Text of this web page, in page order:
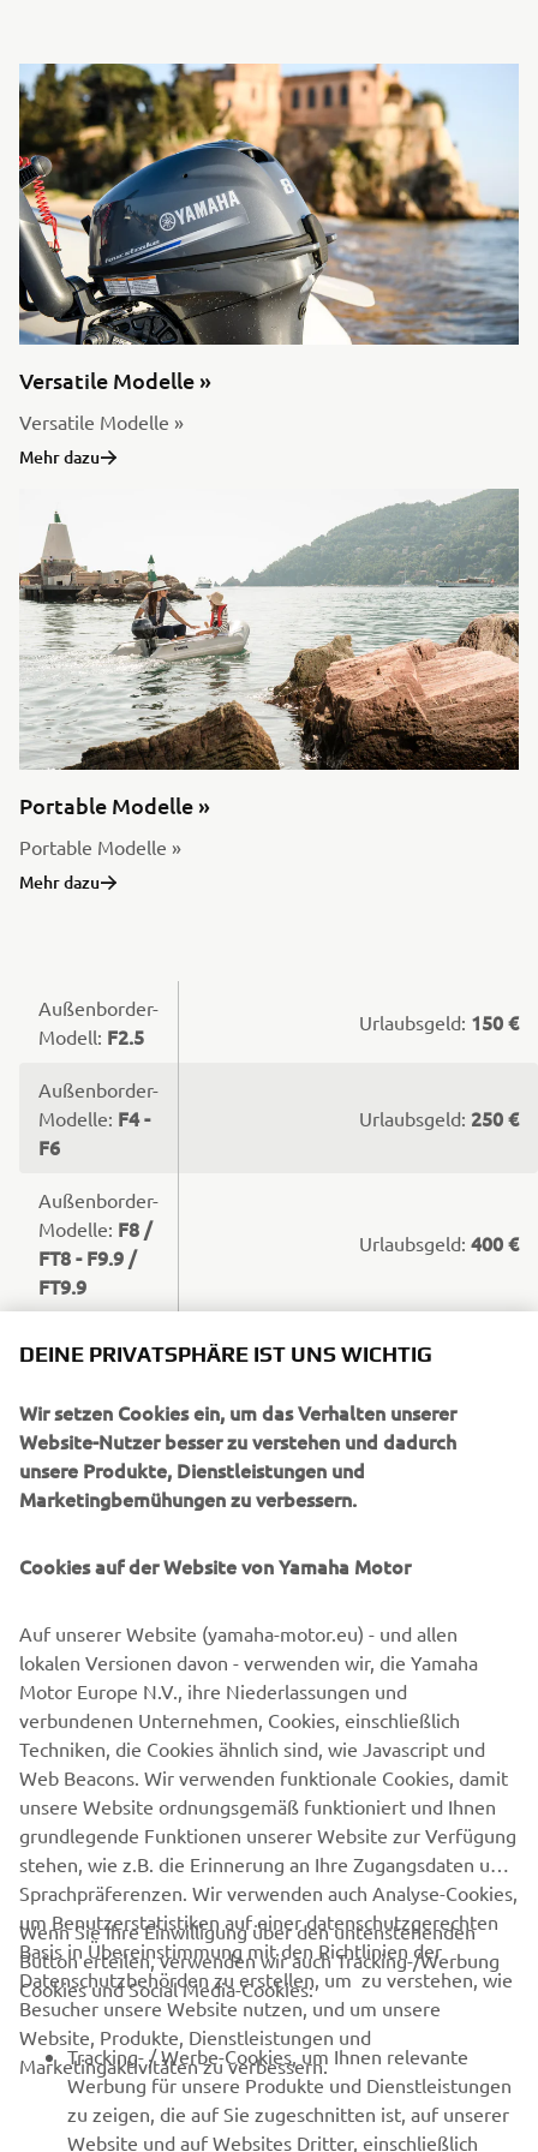
Versatile Modelle »
Versatile Modelle »
Mehr dazu
Portable Modelle »
Portable Modelle »
Mehr dazu
Außenborder-
Modell: F2.5
Urlaubsgeld: 150 €
Außenborder-
Modelle: F4 -
F6
Urlaubsgeld: 250 €
Außenborder-
Modelle: F8 /
FT8 - F9.9 /
FT9.9
Urlaubsgeld: 400 €
Modell:F15
Urlaubsgeld:
JETZT BEI DEINEM YAMAHA
einschließlich 30. Junibei allen teilnehmenden Yamaha
Marine Partnern. Gleich losschippern und abschöpfen!
YAMAHA MARINE PARTNER FINDEN
UNTERNEHMEN
B2B
MEHR VON YAMAHA
DEINE PRIVATSPHÄRE IST UNS WICHTIG
Wir setzen Cookies ein, um das Verhalten unserer
Website-Nutzer besser zu verstehen und dadurch
unsere Produkte, Dienstleistungen und
Marketingbemühungen zu verbessern.
Cookies auf der Website von Yamaha Motor
Auf unserer Website (yamaha-motor.eu) - und allen
lokalen Versionen davon - verwenden wir, die Yamaha
Motor Europe N.V., ihre Niederlassungen und
verbundenen Unternehmen, Cookies, einschließlich
Techniken, die Cookies ähnlich sind, wie Javascript und
Web Beacons. Wir verwenden funktionale Cookies, damit
unsere Website ordnungsgemäß funktioniert und Ihnen
grundlegende Funktionen unserer Website zur Verfügung
stehen, wie z.B. die Erinnerung an Ihre Zugangsdaten und
Sprachpräferenzen. Wir verwenden auch Analyse-Cookies,
um Benutzerstatistiken auf einer datenschutzgerechten
Basis in Übereinstimmung mit den Richtlinien der
Datenschutzbehörden zu erstellen, um zu verstehen, wie
Besucher unsere Website nutzen, und um unsere
Website, Produkte, Dienstleistungen und
Marketingaktivitäten zu verbessern.
Wenn Sie Ihre Einwilligung über den untenstehenden
Button erteilen, verwenden wir auch Tracking-/Werbung
Cookies und Social Media-Cookies:
Tracking- / Werbe-Cookies, um Ihnen relevante
Werbung für unsere Produkte und Dienstleistungen
zu zeigen, die auf Sie zugeschnitten ist, auf unserer
Website und auf Websites Dritter, einschließlich